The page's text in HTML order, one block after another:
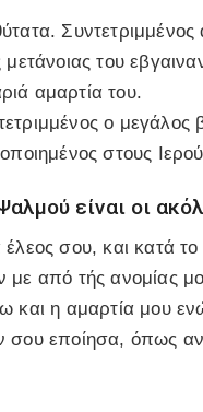
του
αμαρτία του.
ο
στους
είναι οι
σου, και κατά
από τής ανομίας
και η αμαρτία μου
εποίησα, όπως αν